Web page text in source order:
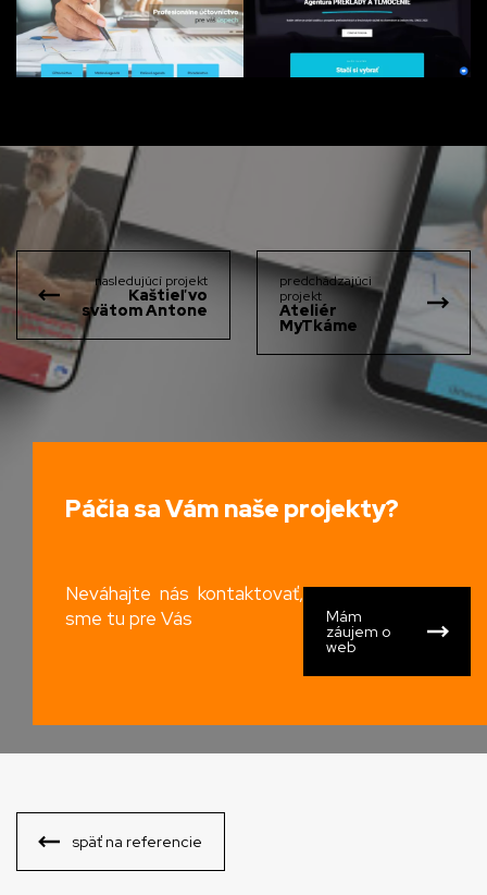
nasledujúcí projekt
Kaštieľ vo
svätom Antone
predchádzajúci
projekt
Ateliér
MyTkáme
Páčia sa Vám naše projekty?
Neváhajte nás kontaktovať,
sme tu pre Vás
Mám
záujem o
web
späť na referencie